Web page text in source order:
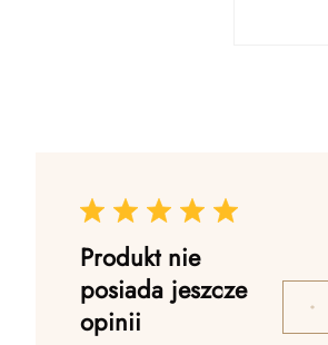
Produkt nie
posiada jeszcze
opinii